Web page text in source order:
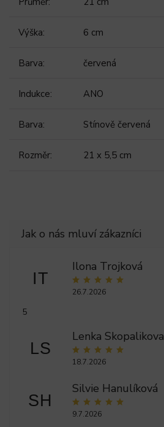
Výška: 6 cm
Barva: červená
Indukce: ANO
Barva: Stínově červená
Rozměr: 21 x 5,5 cm
IT
Ilona Trojková
26.7.2026
5
LS
Lenka Skopalikova
18.7.2026
SH
Silvie Hanulíková
9.7.2026